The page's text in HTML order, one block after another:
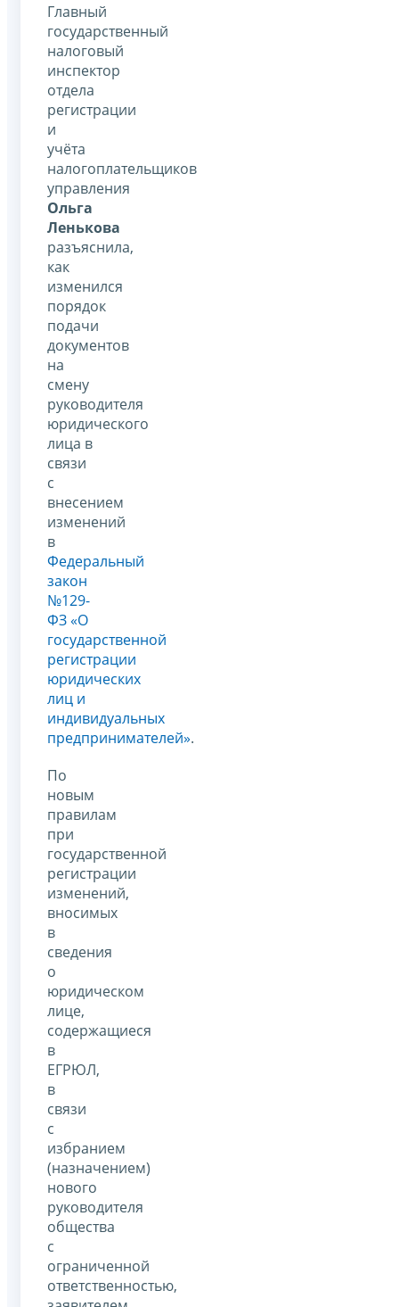
Главный
государственный
налоговый
инспектор
отдела
регистрации
и
учёта
налогоплательщиков
управления
Ольга
Ленькова
разъяснила,
как
изменился
порядок
подачи
документов
на
смену
руководителя
юридического
лица в
связи
с
внесением
изменений
в
Федеральный
закон
№129-
ФЗ «О
государственной
регистрации
юридических
лиц и
индивидуальных
предпринимателей».
По
новым
правилам
при
государственной
регистрации
изменений,
вносимых
в
сведения
о
юридическом
лице,
содержащиеся
в
ЕГРЮЛ,
в
связи
с
избранием
(назначением)
нового
руководителя
общества
с
ограниченной
ответственностью,